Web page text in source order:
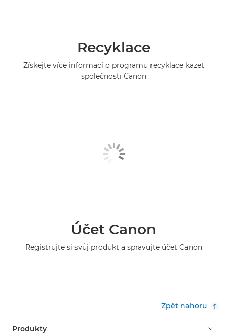
Recyklace
Získejte více informací o programu recyklace kazet
společnosti Canon
Účet Canon
Registrujte si svůj produkt a spravujte účet Canon
Zpět nahoru
Produkty